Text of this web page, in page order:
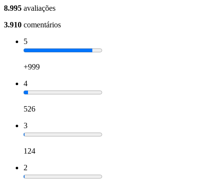
8.995 avaliações
3.910 comentários
5
+999
4
526
3
124
2